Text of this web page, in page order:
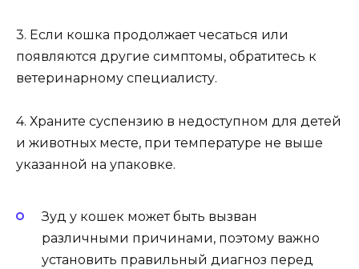
3. Если кошка продолжает чесаться или
появляются другие симптомы, обратитесь к
ветеринарному специалисту.
4. Храните суспензию в недоступном для детей
и животных месте, при температуре не выше
указанной на упаковке.
Зуд у кошек может быть вызван
различными причинами, поэтому важно
установить правильный диагноз перед